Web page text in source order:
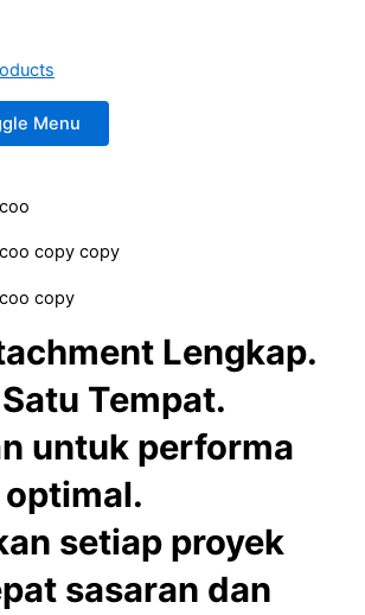
Menu
Lengkap.
Tempat.
untuk performa
setiap proyek
sasaran dan